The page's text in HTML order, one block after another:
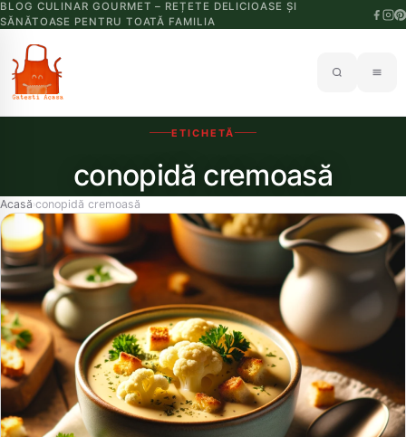
BLOG CULINAR GOURMET – REȚETE DELICIOASE ȘI
SĂNĂTOASE PENTRU TOATĂ FAMILIA
ETICHETĂ
conopidă cremoasă
Acasă›conopidă cremoasă